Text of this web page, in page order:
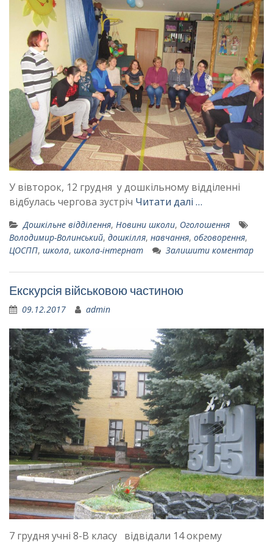
У вівторок, 12 грудня у дошкільному відділенні
відбулась чергова зустріч Читати далі …
Дошкільне відділення, Новини школи, Оголошення
Володимир-Волинський, дошкілля, навчання, обговорення,
ЦОСПП, школа, школа-інтернат Залишити коментар
Екскурсія військовою частиною
09.12.2017 admin
7 грудня учні 8-В класу відвідали 14 окрему